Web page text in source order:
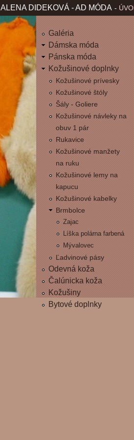
H
V
É
E
N
U
ALENA DIDEKOVÁ - AD MÓDA
Galéria
Dámska móda
Pánska móda
Kožušinové doplnky
Kožušinové prívesky
Kožušinové štóly
Šály - Goliere
Kožušinové návleky na
obuv 1 pár
Rukavice
Kožušinové manžety
na ruku
Kožušinové lemy na
kapucu
Kožušinové kabelky
Brmbolce
Zajac
Líška polárna farbená
Mývalovec
Ľadvinové pásy
Odevná koža
Čalúnicka koža
Kožušiny
Bytové doplnky